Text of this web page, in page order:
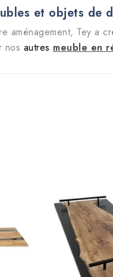
et objets de
aménagement, Tey a
nos autres meuble en